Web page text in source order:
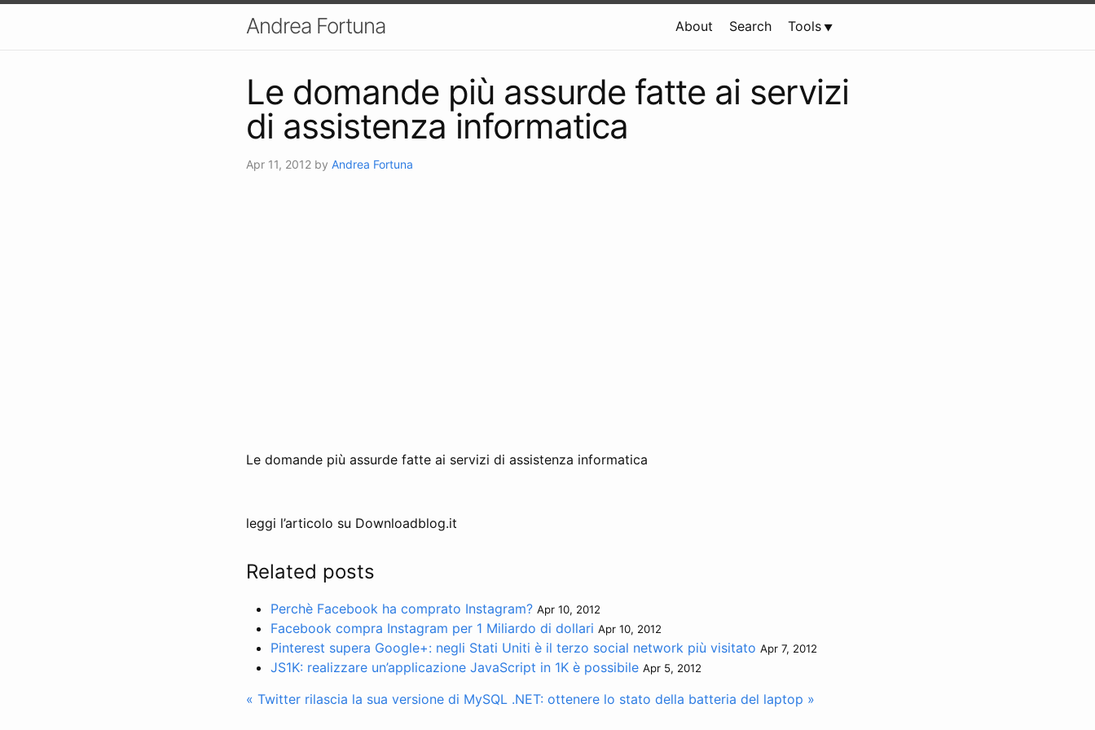
Andrea Fortuna About Search Tools
Le domande più assurde fatte ai servizi
di assistenza informatica
Apr 11, 2012 by Andrea Fortuna
Le domande più assurde fatte ai servizi di assistenza informatica
leggi l’articolo su Downloadblog.it
Related posts
Perchè Facebook ha comprato Instagram? Apr 10, 2012
Facebook compra Instagram per 1 Miliardo di dollari Apr 10, 2012
Pinterest supera Google+: negli Stati Uniti è il terzo social network più visitato Apr 7, 2012
JS1K: realizzare un’applicazione JavaScript in 1K è possibile Apr 5, 2012
« Twitter rilascia la sua versione di MySQL .NET: ottenere lo stato della batteria del laptop »